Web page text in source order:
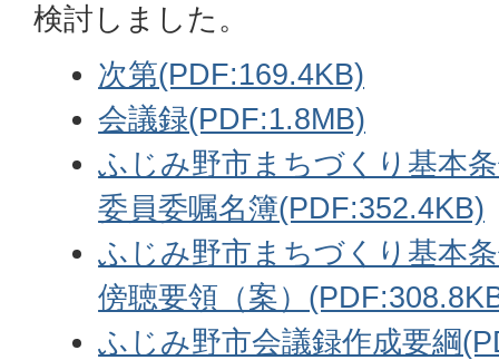
検討しました。
次第(PDF:169.4KB)
会議録(PDF:1.8MB)
ふじみ野市まちづくり基本
委員委嘱名簿(PDF:352.4KB)
ふじみ野市まちづくり基本
傍聴要領（案）
ふじみ野市会議録作成要綱